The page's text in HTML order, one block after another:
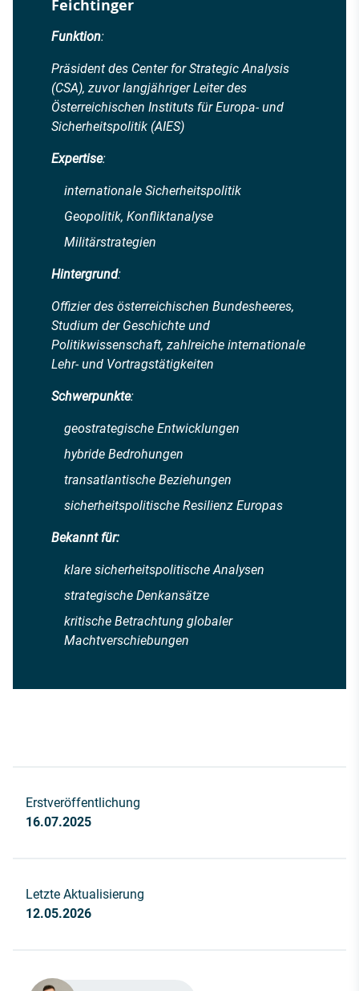
Feichtinger
Funktion:
Präsident des Center for Strategic Analysis
(CSA), zuvor langjähriger Leiter des
Österreichischen Instituts für Europa- und
Sicherheitspolitik (AIES)
Expertise:
internationale Sicherheitspolitik
Geopolitik, Konfliktanalyse
Militärstrategien
Hintergrund:
Offizier des österreichischen Bundesheeres,
Studium der Geschichte und
Politikwissenschaft, zahlreiche internationale
Lehr- und Vortragstätigkeiten
Schwerpunkte:
geostrategische Entwicklungen
hybride Bedrohungen
transatlantische Beziehungen
sicherheitspolitische Resilienz Europas
Bekannt für:
klare sicherheitspolitische Analysen
strategische Denkansätze
kritische Betrachtung globaler
Machtverschiebungen
Erstveröffentlichung
16.07.2025
Letzte Aktualisierung
12.05.2026